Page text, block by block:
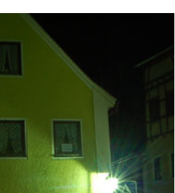
verstärken das Angebot im Altmühltal
Wasserzweckverband links der Altmühl